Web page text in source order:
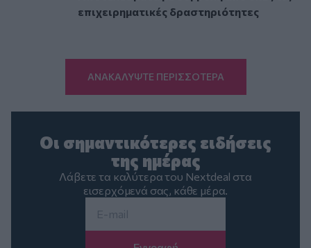
επιχειρηματικές δραστηριότητες
ΑΝΑΚΑΛΥΨΤΕ ΠΕΡΙΣΣΟΤΕΡΑ
Οι σημαντικότερες ειδήσεις
της ημέρας
Λάβετε τα καλύτερα του Nextdeal στα
εισερχόμενά σας, κάθε μέρα.